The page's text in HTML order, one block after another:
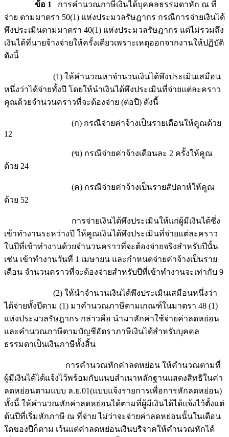
ข้อ 1
การคำนวณภาษีเงินได้บุคคลธรรมดาหัก ณ ที่
จ่าย ตามมาตรา 50(1) แห่งประมวลรัษฎากร กรณีการจ่ายเงินได้
พึงประเมินตามมาตรา 40(1) แห่งประมวลรัษฎากร แต่ไม่รวมถึง
เงินได้ที่นายจ้างจ่ายให้ครั้งเดียวเพราะเหตุออกจากงานให้ปฏิบัติ
ดังนี้
(1) ให้คำนวณหาจำนวนเงินได้พึงประเมินเสมือน
หนึ่งว่าได้จ่ายทั้งปี โดยให้นำเงินได้พึงประเมินที่จ่ายแต่ละคราว
คูณด้วยจำนวนคราวที่จะต้องจ่าย (ต่อปี) ดังนี้
(ก) กรณีจ่ายค่าจ้างเป็นรายเดือนให้คูณด้วย
12
(ข) กรณีจ่ายค่าจ้างเดือนละ 2 ครั้งให้คูณ
ด้วย 24
(ค) กรณีจ่ายค่าจ้างเป็นรายสัปดาห์ให้คูณ
ด้วย 52
การจ่ายเงินได้พึงประเมินให้แก่ผู้มีเงินได้ซึ่ง
เข้าทำงานระหว่างปี ให้คูณเงินได้พึงประเมินที่จ่ายแต่ละคราว
ในปีที่เข้าทำงานด้วยจำนวนคราวที่จะต้องจ่ายจริงสำหรับปีนั้น
เช่น เข้าทำงานวันที่ 1 เมษายน และกำหนดจ่ายค่าจ้างเป็นราย
เดือน จำนวนคราวที่จะต้องจ่ายสำหรับปีที่เข้าทำงานจะเท่ากับ 9
(2) ให้นำจำนวนเงินได้พึงประเมินเสมือนหนึ่งว่า
ได้จ่ายทั้งปีตาม (1) มาคำนวณภาษีตามเกณฑ์ในมาตรา 48 (1)
แห่งประมวลรัษฎากร กล่าวคือ นำมาหักค่าใช้จ่ายค่าลดหย่อน
และคำนวณภาษีตามบัญชีอัตราภาษีเงินได้สำหรับบุคคล
ธรรมดาเป็นเงินภาษีทั้งสิ้น
การคำนวณหักค่าลดหย่อน ให้คำนวณตามที่
ผู้มีเงินได้ได้แจ้งไว้พร้อมกับแนบสำเนาหลักฐานแสดงสิทธิในค่า
ลดหย่อนตามแบบ ล.ย.01(แบบแจ้งรายการเพื่อการหักลดหย่อน)
ทั้งนี้ ให้คำนวณหักค่าลดหย่อนได้ตามที่ผู้มีเงินได้ได้แจ้งไว้ตั้งแต่
ต้นปีที่เริ่มหักภาษี ณ ที่จ่าย ไม่ว่าจะจ่ายค่าลดหย่อนนั้นในเดือน
ใดของปีก็ตาม เว้นแต่ค่าลดหย่อนเงินบริจาคให้คำนวณหักได้